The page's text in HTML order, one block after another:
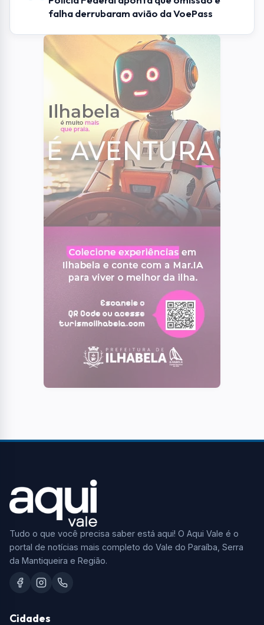
UFRJ oferece capacitação gratuita para
empreendedores da gastronomia em SJC
02OCORRÊNCIAS
Mãe e filha denunciam líder religioso por
abusos sexuais em Jacareí
EDP faz operação especial para reduzir
impactos do ciclone
04 POLÍTICA
Eleições 2026: pela primeira vez em um
século, mulheres não farão parte das
chapas presidenciáveis
05 BRASIL
Polícia Federal aponta que omissão e
falha derrubaram avião da VoePass